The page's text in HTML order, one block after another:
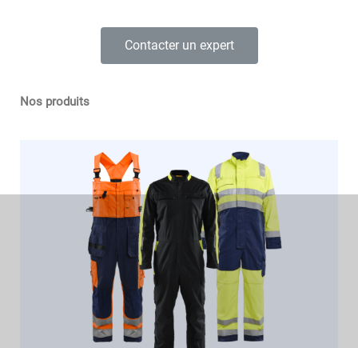
Contacter un expert
Nos produits